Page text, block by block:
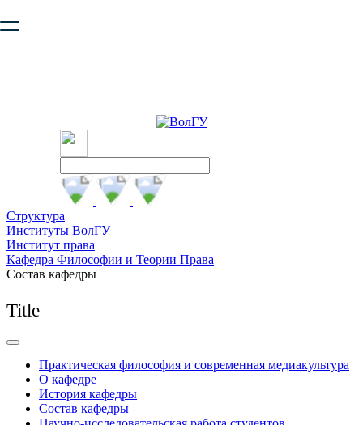
безопасную работу с сайтом. Пожалуйста
Структура
Институты ВолГУ
Институт права
Кафедра Философии и Теории Права
Состав кафедры
Title
Практическая философия и современная медиакультура
О кафедре
История кафедры
Состав кафедры